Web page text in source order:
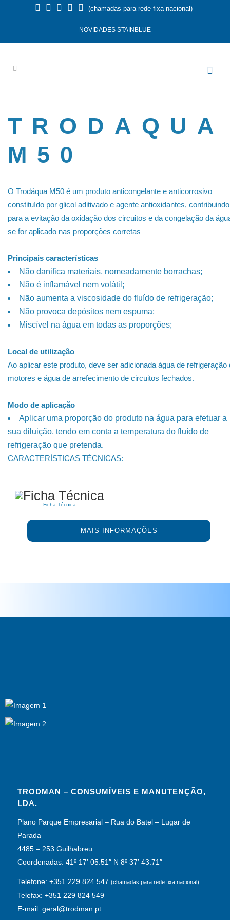
(chamadas para rede fixa nacional)
NOVIDADES STAINBLUE
TRODAQUA
M50
O Trodáqua M50 é um produto anticongelante e anticorrosivo
constituído por glicol aditivado e agente antioxidantes, contribuindo
para a evitação da oxidação dos circuitos e da congelação da
se for aplicado nas proporções corretas
Principais características
Não danifica materiais, nomeadamente borrachas;
Não é inflamável nem volátil;
Não aumenta a viscosidade do fluído de refrigeração;
Não provoca depósitos nem espuma;
Miscível na água em todas as proporções;
Local de utilização
Ao aplicar este produto, deve ser adicionada água de refrigeração
motores e água de arrefecimento de circuitos fechados.
Modo de aplicação
Aplicar uma proporção do produto na água para efetuar a
sua diluição, tendo em conta a temperatura do fluído de
refrigeração que pretenda.
CARACTERÍSTICAS TÉCNICAS:
Ficha Técnica
MAIS INFORMAÇÕES
TRODMAN – CONSUMÍVEIS E MANUTENÇÃO,
LDA.
Plano Parque Empresarial – Rua do Batel – Lugar de
Parada
4485 – 253 Guilhabreu
Coordenadas: 41º 17′ 05.51″ N 8º 37′ 43.71″
Telefone: +351 229 824 547(chamadas para rede fixa nacional)
Telefax: +351 229 824 549
E-mail: geral@trodman.pt